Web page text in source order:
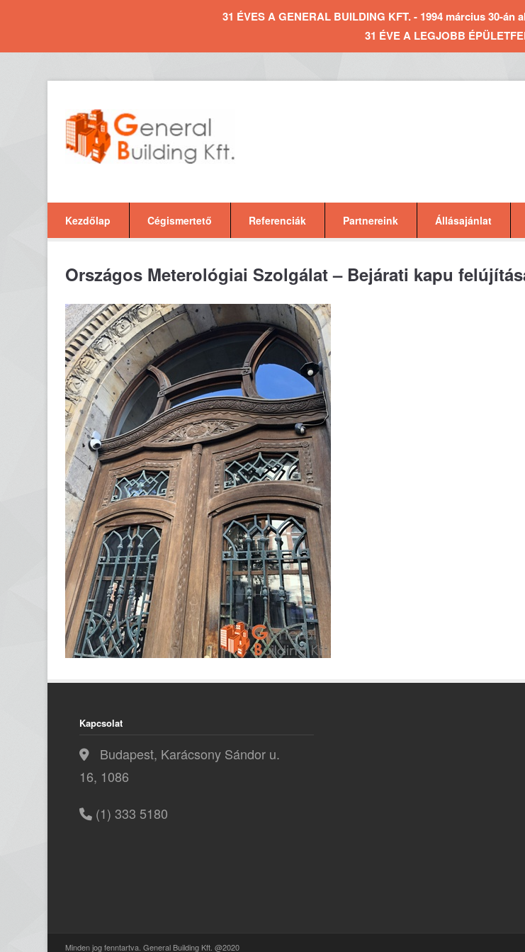
31 ÉVES A GENERAL BUILDING KFT. - 1994 március 30-
31 ÉVE A LEGJOBB
Kezdőlap Cégismertető Referenciák Partnereink Állásajánlat
Országos Meterológiai Szolgálat – Bejárati kapu
Kapcsolat
Budapest, Karácsony Sándor u.
16, 1086
(1) 333 5180
Minden jog fenntartva. General Building Kft. @2020